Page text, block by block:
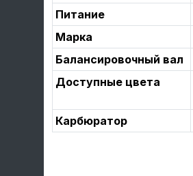
Питание
Марка
Балансировочный вал
Доступные цвета
Карбюратор